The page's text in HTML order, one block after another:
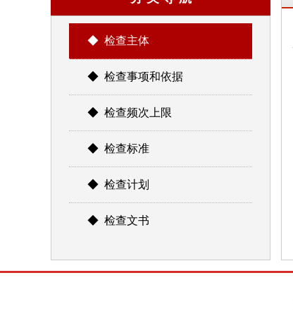
◆ 检查主体
◆ 检查事项和依据
◆ 检查频次上限
◆ 检查标准
◆ 检查计划
◆ 检查文书